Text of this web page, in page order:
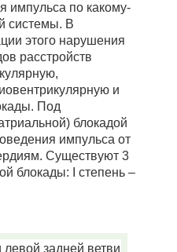
импульса по какому-
системы. В
этого нарушения
расстройств
и
Под
блокадой
импульса от
Существуют 3
блокады: I степень –